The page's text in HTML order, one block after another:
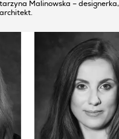
Malinowska – designerka,